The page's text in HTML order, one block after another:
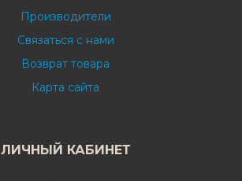
Производители
Связаться с нами
Возврат товара
Карта сайта
ЛИЧНЫЙ КАБИНЕТ